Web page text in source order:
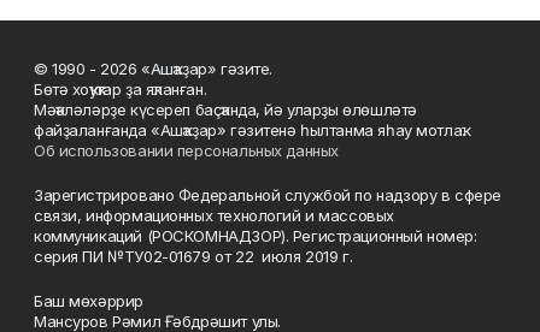
© 1990 - 2026 «Ашҡаҙар» гәзите.
Бөтә хоҡуҡтар ҙа яҡланған.
Мәҡәләләрҙе күсереп баҫҡанда, йә уларҙы өлөшләтә
файҙаланғанда «Ашҡаҙар» гәзитенә һылтанма яһау мотлаҡ.
Об использовании персональных данных
Зарегистрировано Федеральной службой по надзору в сфере
связи, информационных технологий и массовых
коммуникаций (РОСКОМНАДЗОР). Регистрационный номер:
серия ПИ №ТУ02-01679 от 22 июля 2019 г.
Баш мөхәррир
Мансуров Рәмил Ғәбдрәшит улы.